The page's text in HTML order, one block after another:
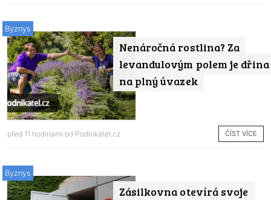
Nenáročná rostlina? Za
levandulovým polem je dřina
na plný úvazek
Byznys
před 11 hodinami od Podnikatel.cz ČÍST VÍCE
Zásilkovna otevírá svoje
Byznys